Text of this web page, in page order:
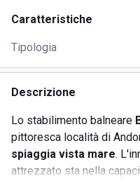
Caratteristiche
Tipologia
Descrizione
Lo stabilimento balneare
pittoresca località di
spiaggia vista mare.
attrezzato sta nella